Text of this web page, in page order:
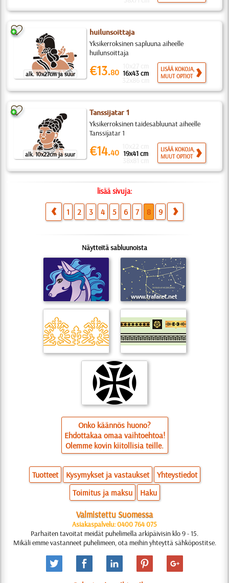
alk. 10x27cm ja suur
huilunsoittaja
Yksikerroksinen sapluuna aiheelle
huilunsoittaja
€13.80 16x43 cm
LISÄÄ KOKOJA,
MUUT OPTIOT
alk. 10x22cm ja suur
Tanssijatar 1
Yksikerroksinen taidesabluunat aiheelle
Tanssijatar 1
€14.40 19x41 cm
LISÄÄ KOKOJA,
MUUT OPTIOT
lisää sivuja:
1 2 3 4 5 6 7 8 9
Näytteitä sabluunoista
Onko käännös huono?
Ehdottakaa omaa vaihtoehtoa!
Olemme kovin kiitollisia teille.
Tuotteet Kysymykset ja vastaukset
Yhteystiedot
Toimitus ja maksu
Haku
Valmistettu Suomessa
Asiakaspalvelu: 0400 764 075
Parhaiten tavoitat meidät puhelimella arkipäivisin klo 9 - 15.
Mikäli emme vastanneet puhelimeen, ota meihin yhteyttä sähköpostitse.